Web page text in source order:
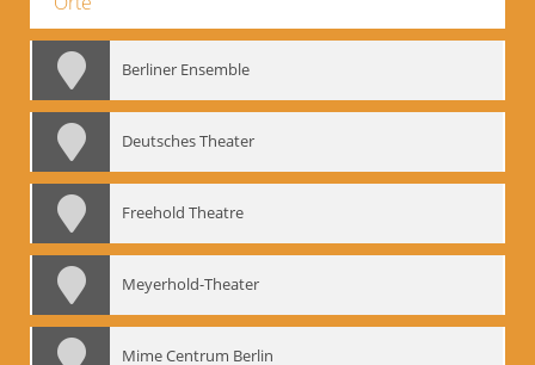
Berliner Ensemble
Deutsches Theater
Freehold Theatre
Meyerhold-Theater
Mime Centrum Berlin